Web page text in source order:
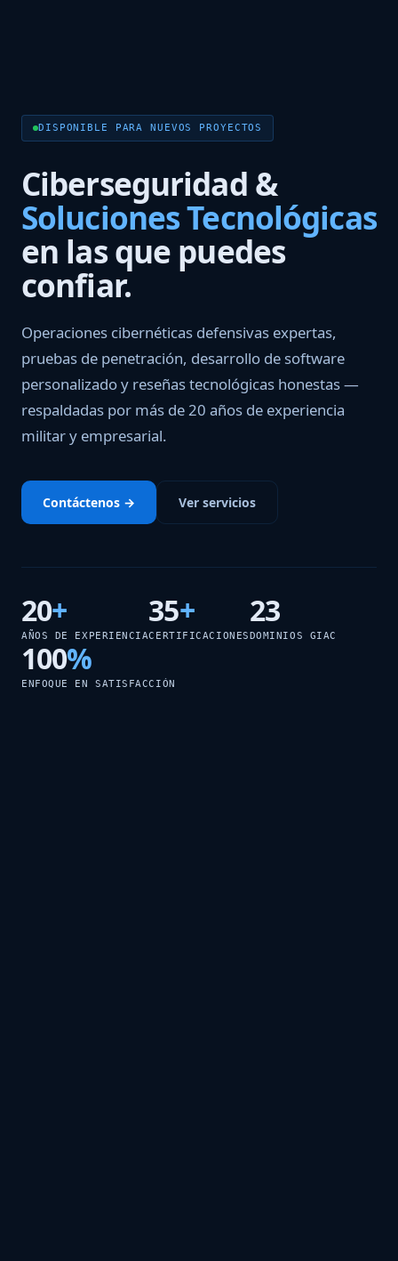
DISPONIBLE PARA NUEVOS PROYECTOS
Ciberseguridad &
Soluciones Tecnológicas
en las que puedes
confiar.
Operaciones cibernéticas defensivas expertas,
pruebas de penetración, desarrollo de software
personalizado y reseñas tecnológicas honestas —
respaldadas por más de 20 años de experiencia
militar y empresarial.
Contáctenos → Ver servicios
20+
AÑOS DE EXPERIENCIA
35+
CERTIFICACIONES
23
DOMINIOS GIAC
100%
ENFOQUE EN SATISFACCIÓN